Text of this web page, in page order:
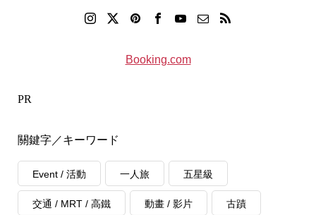
Booking.com
PR
關鍵字／キーワード
Event / 活動 一人旅 五星級
交通 / MRT / 高鐵 動畫 / 影片 古蹟